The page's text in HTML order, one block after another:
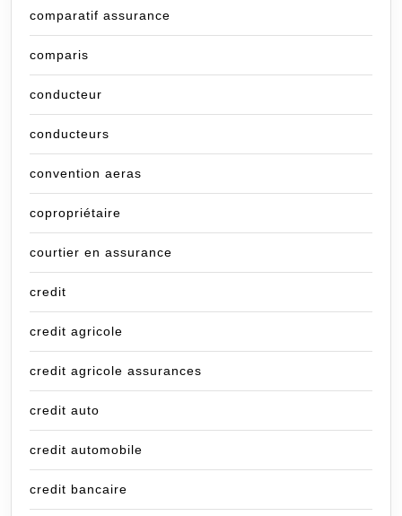
comparatif assurance
comparis
conducteur
conducteurs
convention aeras
copropriétaire
courtier en assurance
credit
credit agricole
credit agricole assurances
credit auto
credit automobile
credit bancaire